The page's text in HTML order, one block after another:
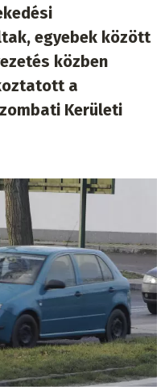
egyebek között
közben
a
Kerületi